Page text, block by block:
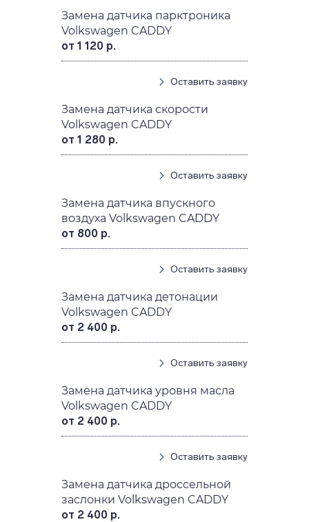
Замена датчика парктроника
Volkswagen CADDY
от 1 120 р.
Оставить заявку
Замена датчика скорости
Volkswagen CADDY
от 1 280 р.
Оставить заявку
Замена датчика впускного
воздуха Volkswagen CADDY
от 800 р.
Оставить заявку
Замена датчика детонации
Volkswagen CADDY
от 2 400 р.
Оставить заявку
Замена датчика уровня масла
Volkswagen CADDY
от 2 400 р.
Оставить заявку
Замена датчика дроссельной
заслонки Volkswagen CADDY
от 2 400 р.